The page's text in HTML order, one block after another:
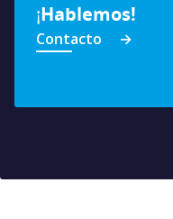
¡Hablemos!
Contacto